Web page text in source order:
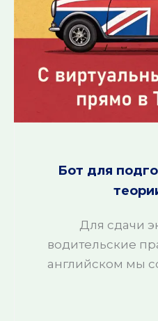
Бот для
Для сдачи
водительские
английском мы